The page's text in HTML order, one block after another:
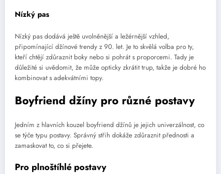
Nízký pas
Nízký pas dodává ještě uvolněnější a ležérnější vzhled,
připomínající džínové trendy z 90. let. Je to skvělá volba pro ty,
kteří chtějí zdůraznit boky nebo si pohrát s proporcemi. Tady je
důležité si uvědomit, že může opticky zkrátit trup, takže je dobré ho
kombinovat s adekvátními topy.
Boyfriend džíny pro různé postavy
Jedním z hlavních kouzel boyfriend džínů je jejich univerzálnost, co
se týče typu postavy. Správný střih dokáže zdůraznit přednosti a
zamaskovat to, co si přejete.
Pro plnoštíhlé postavy